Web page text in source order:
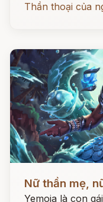
Thần thoại của
Nữ thần mẹ,
Yemoja là con